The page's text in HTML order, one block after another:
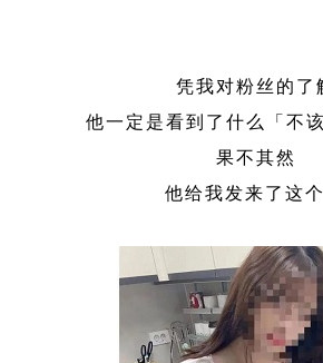
凭我对粉丝的了
他一定是看到了什么「不
果不其然
他给我发来了这个